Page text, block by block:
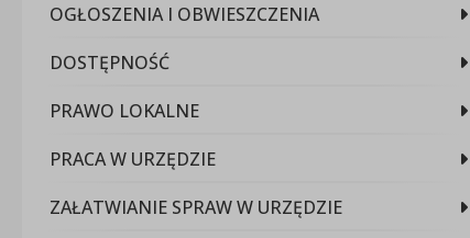
OGŁOSZENIA I OBWIESZCZENIA
DOSTĘPNOŚĆ
PRAWO LOKALNE
PRACA W URZĘDZIE
ZAŁATWIANIE SPRAW W URZĘDZIE